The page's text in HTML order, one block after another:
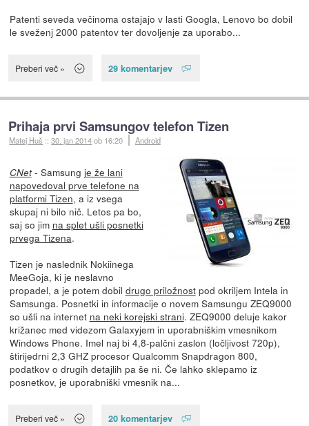
Patenti seveda večinoma ostajajo v lasti Googla, Lenovo bo dobil
le sveženj 2000 patentov ter dovoljenje za uporabo...
Preberi več » 29 komentarjev
Prihaja prvi Samsungov telefon Tizen
Matej Huš ::30. jan 2014ob 16:20 Android
CNet- Samsung je že lani
napovedoval prve telefone na
platformi Tizen, a iz vsega
skupaj ni bilo nič. Letos pa bo,
saj so jim na splet ušli posnetki
prvega Tizena.
Tizen je naslednik Nokiinega
MeeGoja, ki je neslavno
propadel, a je potem dobil drugo priložnostpod okriljem Intela in
Samsunga. Posnetki in informacije o novem Samsungu ZEQ9000
so ušli na internet na neki korejski strani. ZEQ9000 deluje kakor
križanec med videzom Galaxyjem in uporabniškim vmesnikom
Windows Phone. Imel naj bi 4,8-palčni zaslon (ločljivost 720p),
štirijedrni 2,3 GHZ procesor Qualcomm Snapdragon 800,
podatkov o drugih detajlih pa še ni. Če lahko sklepamo iz
posnetkov, je uporabniški vmesnik na...
Preberi več » 20 komentarjev